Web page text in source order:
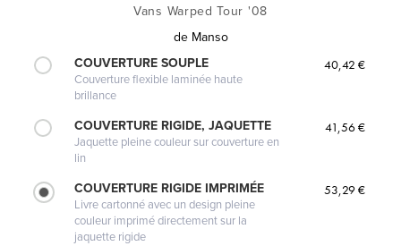
Vans Warped Tour '08
de Manso
COUVERTURE SOUPLE
Couverture flexible laminée haute
brillance
40,42 €
COUVERTURE RIGIDE, JAQUETTE
Jaquette pleine couleur sur couverture en
lin
41,56 €
COUVERTURE RIGIDE IMPRIMÉE
Livre cartonné avec un design pleine
couleur imprimé directement sur la
jaquette rigide
53,29 €